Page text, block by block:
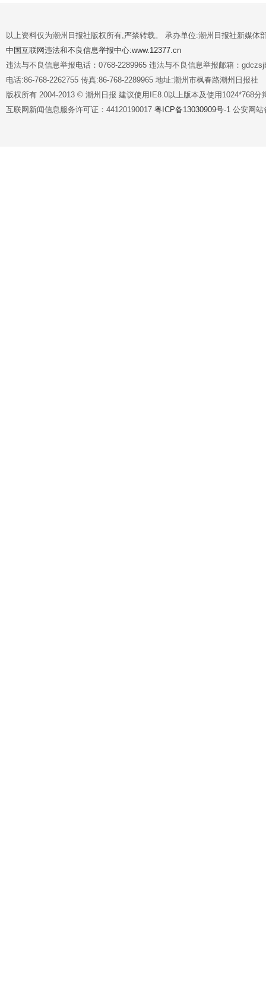
以上资料仅为潮州日报社版权所有,严禁转载。 承办单位:潮州日报社新媒体
中国互联网违法和不良信息举报中心:www.12377.cn
违法与不良信息举报电话：0768-2289965 违法与不良信息举报邮箱：
电话:86-768-2262755 传真:86-768-2289965 地址:潮州市枫春路潮州日报社
版权所有 2004-2013 © 潮州日报 建议使用IE8.0以上版本及使用1024*768分
互联网新闻信息服务许可证：44120190017 粤ICP备13030909号-1 公安网站